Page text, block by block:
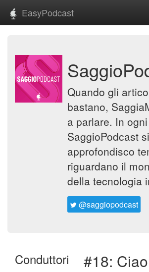
EasyPodcast
Quando gli
bastano,
a parlare. In
SaggioPodcast si
approfondisco
riguardano il
della tecnologia
@saggiopodcast
Conduttori #18: